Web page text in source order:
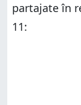
partajate în
11: